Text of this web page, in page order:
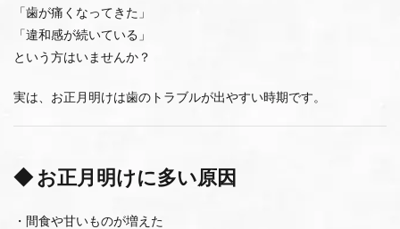
「歯が痛くなってきた」
「違和感が続いている」
という方はいませんか？
実は、お正月明けは歯のトラブルが出やすい時期です。
◆ お正月明けに多い原因
・間食や甘いものが増えた